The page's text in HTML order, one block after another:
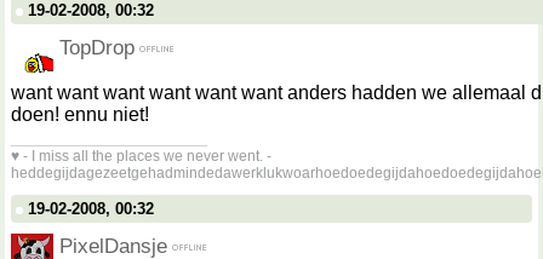
19-02-2008, 00:32
TopDrop
want want want want want want anders hadden we allemaal
doen! ennu niet!
♥ - I miss all the places we never went. -
19-02-2008, 00:32
PixelDansje